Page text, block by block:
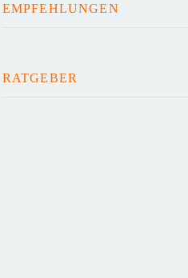
EMPFEHLUNGEN
RATGEBER